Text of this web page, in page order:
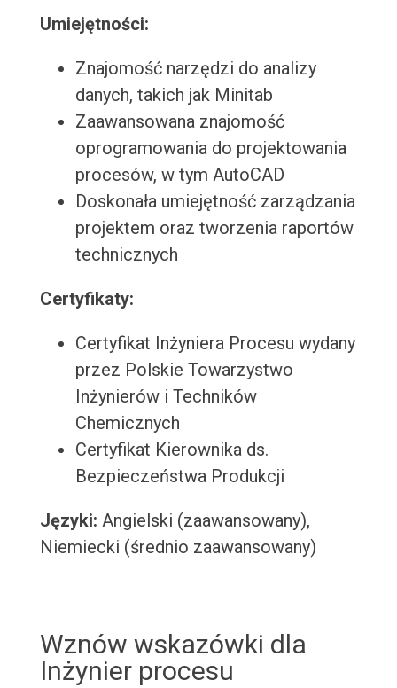
Umiejętności:
Znajomość narzędzi do analizy
danych, takich jak Minitab
Zaawansowana znajomość
oprogramowania do projektowania
procesów, w tym AutoCAD
Doskonała umiejętność zarządzania
projektem oraz tworzenia raportów
technicznych
Certyfikaty:
Certyfikat Inżyniera Procesu wydany
przez Polskie Towarzystwo
Inżynierów i Techników
Chemicznych
Certyfikat Kierownika ds.
Bezpieczeństwa Produkcji
Języki: Angielski (zaawansowany),
Niemiecki (średnio zaawansowany)
Wznów wskazówki dla
Inżynier procesu